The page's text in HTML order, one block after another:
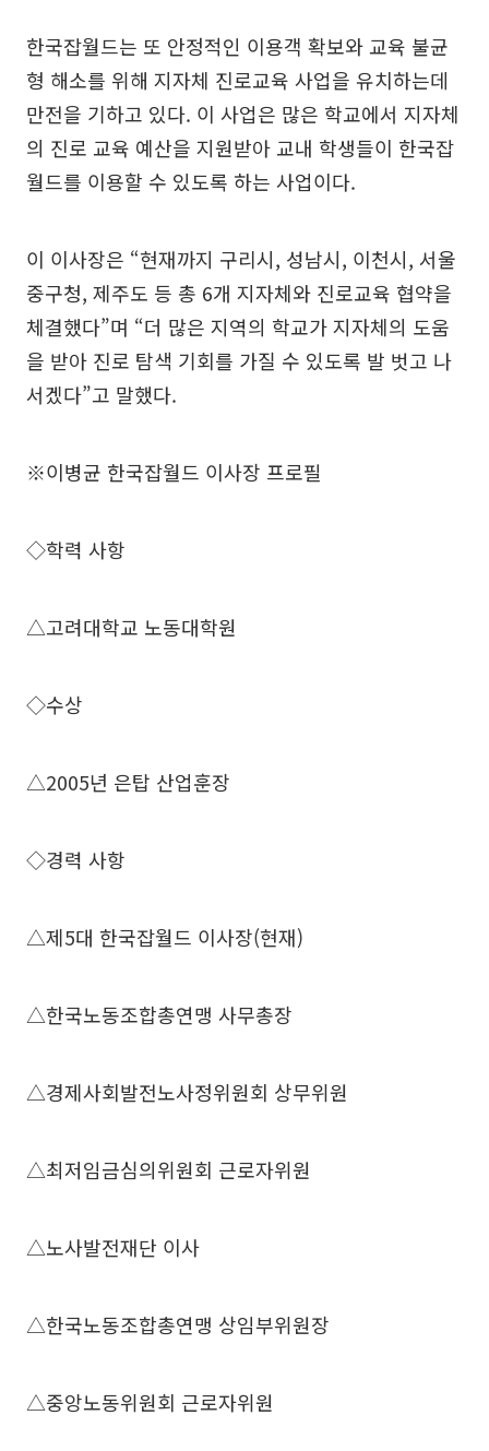
한국잡월드는 또 안정적인 이용객 확보와 교육 불균
형 해소를 위해 지자체 진로교육 사업을 유치하는데
만전을 기하고 있다. 이 사업은 많은 학교에서 지자체
의 진로 교육 예산을 지원받아 교내 학생들이 한국잡
월드를 이용할 수 있도록 하는 사업이다.
이 이사장은 “현재까지 구리시, 성남시, 이천시, 서울
중구청, 제주도 등 총 6개 지자체와 진로교육 협약을
체결했다”며 “더 많은 지역의 학교가 지자체의 도움
을 받아 진로 탐색 기회를 가질 수 있도록 발 벗고 나
서겠다”고 말했다.
※이병균 한국잡월드 이사장 프로필
◇학력 사항
△고려대학교 노동대학원
◇수상
△2005년 은탑 산업훈장
◇경력 사항
△제5대 한국잡월드 이사장(현재)
△한국노동조합총연맹 사무총장
△경제사회발전노사정위원회 상무위원
△최저임금심의위원회 근로자위원
△노사발전재단 이사
△한국노동조합총연맹 상임부위원장
△중앙노동위원회 근로자위원